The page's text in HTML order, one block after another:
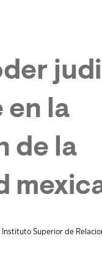
en la
de la
Superior de